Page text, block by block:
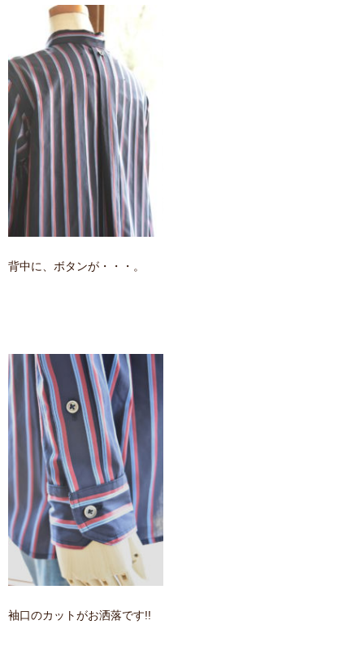
背中に、ボタンが・・・。
袖口のカットがお洒落です!!